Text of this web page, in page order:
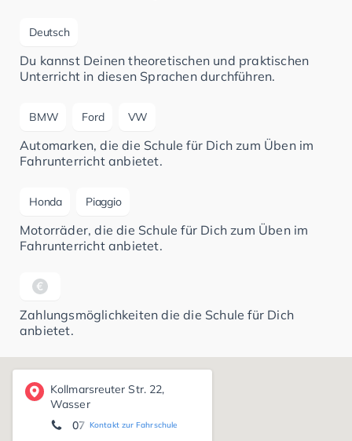
Deutsch
Du kannst Deinen theoretischen und praktischen
Unterricht in diesen Sprachen durchführen.
BMW Ford VW
Automarken, die die Schule für Dich zum Üben im
Fahrunterricht anbietet.
Honda Piaggio
Motorräder, die die Schule für Dich zum Üben im
Fahrunterricht anbietet.
Zahlungsmöglichkeiten die die Schule für Dich
anbietet.
Kollmarsreuter Str. 22,
Wasser
Kontakt zur Fahrschule
07 61/211 70 28